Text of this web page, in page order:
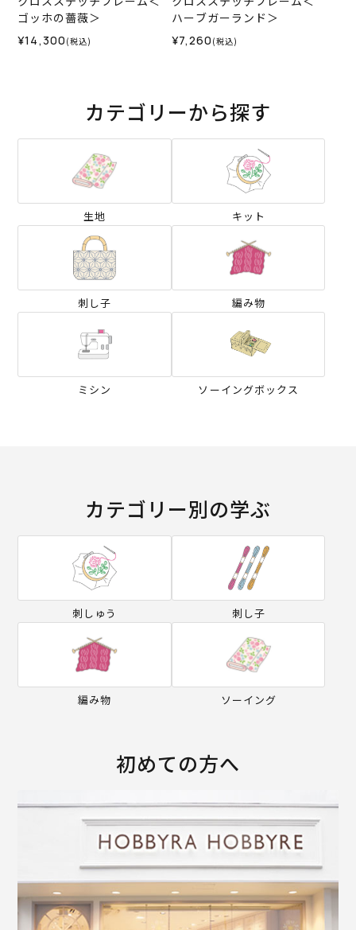
ゴッホの薔薇＞
¥14,300 (税込)
ハーブガーランド＞
¥7,260 (税込)
カテゴリーから探す
生地 キット
刺し子 編み物
ミシン ソーイングボックス
カテゴリー別の学ぶ
刺しゅう 刺し子
編み物 ソーイング
初めての方へ